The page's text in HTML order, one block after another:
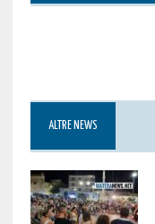
ALTRE NEWS